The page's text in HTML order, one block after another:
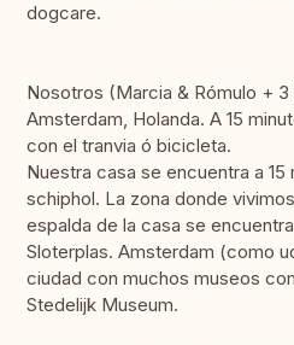
dogcare.
Nosotros (Marcia & Rómulo +
Amsterdam, Holanda. A 15
con el tranvia ó bicicleta.
Nuestra casa se encuentra a
schiphol. La zona donde
espalda de la casa se
Sloterplas. Amsterdam (como
ciudad con muchos museos
Stedelijk Museum.